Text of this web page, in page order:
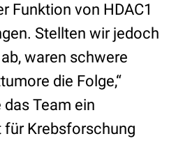
Funktion von HDAC1
Stellten wir jedoch
waren schwere
die Folge,“
Team ein
für Krebsforschung